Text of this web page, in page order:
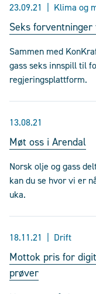
23.09.21 Klima og
Seks
Sammen med
gass seks innspill til
regjeringsplattform.
13.08.21
Møt oss i Arendal
Norsk olje og gass
kan du se hvor vi er
uka.
18.11.21 Drift
Mottok pris for
prøver